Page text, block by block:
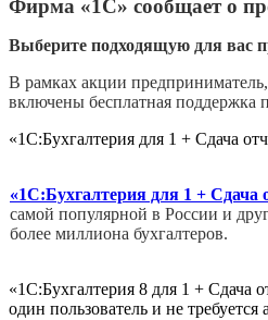
Фирма «1С» сообщает о
Выберите подходящую для вас
В рамках акции
включены бесплатная поддержка
«1С:Бухгалтерия для 1 + Сдача
«1С:Бухгалтерия для 1 + Сдача
самой популярной в России и
более миллиона бухгалтеров.
«1С:Бухгалтерия 8 для 1 + Сдача
один пользователь и не